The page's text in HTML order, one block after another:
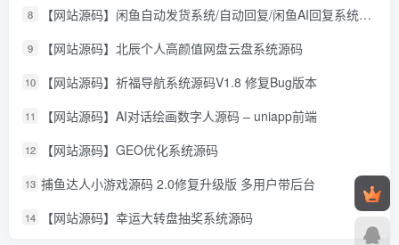
8 【网站源码】闲鱼自动发货系统/自动回复/闲鱼AI回复系统源码
9 【网站源码】北辰个人高颜值网盘云盘系统源码
10 【网站源码】祈福导航系统源码V1.8 修复Bug版本
11 【网站源码】AI对话绘画数字人源码 – uniapp前端
12 【网站源码】GEO优化系统源码
13 捕鱼达人小游戏源码 2.0修复升级版 多用户带后台
14 【网站源码】幸运大转盘抽奖系统源码